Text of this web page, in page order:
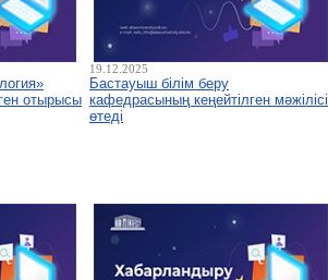
отырысы
19.12.2025
Бастауыш білім беру
кафедрасының кеңейтілген мәжілісі
өтеді